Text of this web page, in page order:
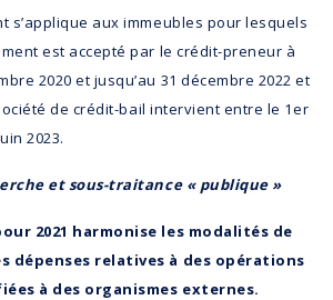
s’applique aux immeubles pour lesquels
est accepté par le crédit-preneur à
2020 et jusqu’au 31 décembre 2022 et
de crédit-bail intervient entre le 1er
2023.
et sous-traitance « publique »
2021 harmonise les modalités de
dépenses relatives à des opérations
à des organismes externes.